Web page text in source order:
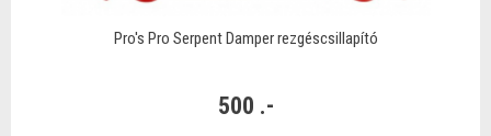
Pro's Pro Serpent Damper rezgéscsillapító
500 .-